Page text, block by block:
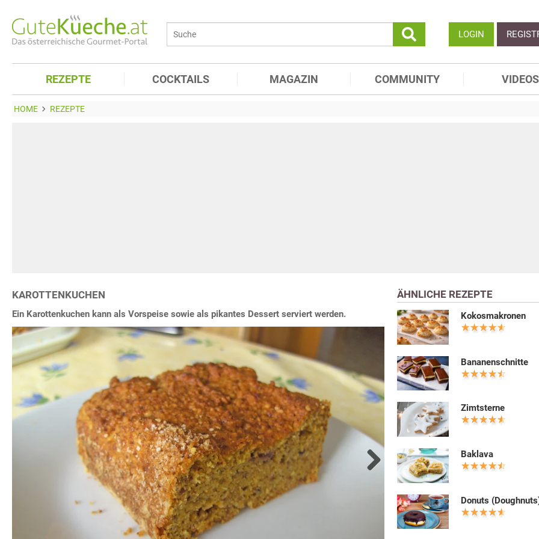
LOGIN
REZEPTE COCKTAILS MAGAZIN COMMUNITY VIDEOS
HOME REZEPTE
KAROTTENKUCHEN
Ein Karottenkuchen kann als Vorspeise sowie als pikantes Dessert serviert werden.
ÄHNLICHE REZEPTE
Kokosmakronen
Bananenschnitte
Zimtsterne
Baklava
Donuts